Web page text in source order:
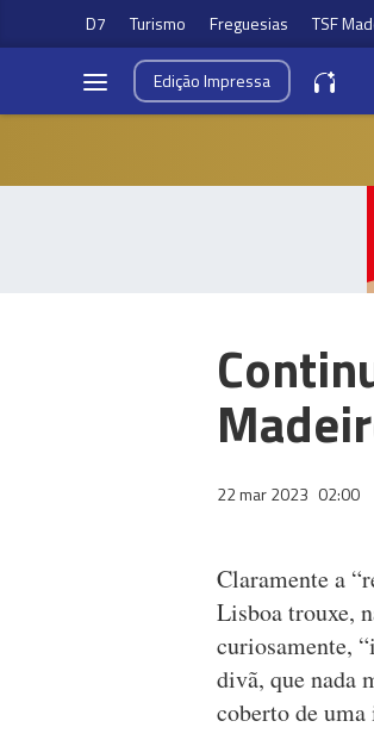
D7 Turismo Freguesias TSF
EdiçãoImpressa
22 mar 2023 02:00
Claramente a
Lisboa trouxe,
curiosamente,
divã, que nada
coberto de